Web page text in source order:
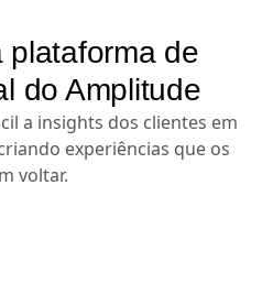
plataforma de
do Amplitude
a insights dos clientes em
experiências que os
voltar.